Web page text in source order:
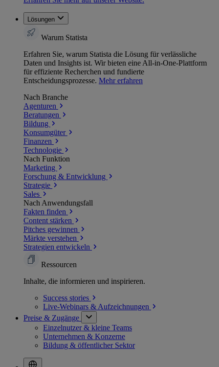
Lösungen
Warum Statista
Erfahren Sie, warum Statista die Lösung für verlässliche
Daten und Insights ist. Wir bieten eine All-in-One-Plattform
für effiziente Recherchen und fundierte
Entscheidungsprozesse. Mehr erfahren
Nach Branche
Agenturen
Beratungen
Bildung
Konsumgüter
Finanzen
Technologie
Nach Funktion
Marketing
Forschung & Entwicklung
Strategie
Sales
Nach Anwendungsfall
Fakten finden
Content stärken
Pitches gewinnen
Märkte verstehen
Strategien entwickeln
Ressourcen
Inhalte, die informieren und inspirieren.
Success stories
Live-Webinars & Aufzeichnungen
Preise & Zugänge
Einzelnutzer & kleine Teams
Unternehmen & Konzerne
Bildung & öffentlicher Sektor